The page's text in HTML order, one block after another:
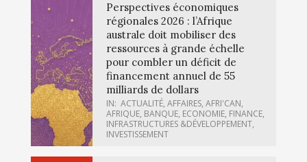
Perspectives économiques
régionales 2026 : l’Afrique
australe doit mobiliser des
ressources à grande échelle
pour combler un déficit de
financement annuel de 55
milliards de dollars
IN: ACTUALITÉ, AFFAIRES, AFRI'CAN,
AFRIQUE, BANQUE, ECONOMIE, FINANCE,
INFRASTRUCTURES &DÉVELOPPEMENT,
INVESTISSEMENT